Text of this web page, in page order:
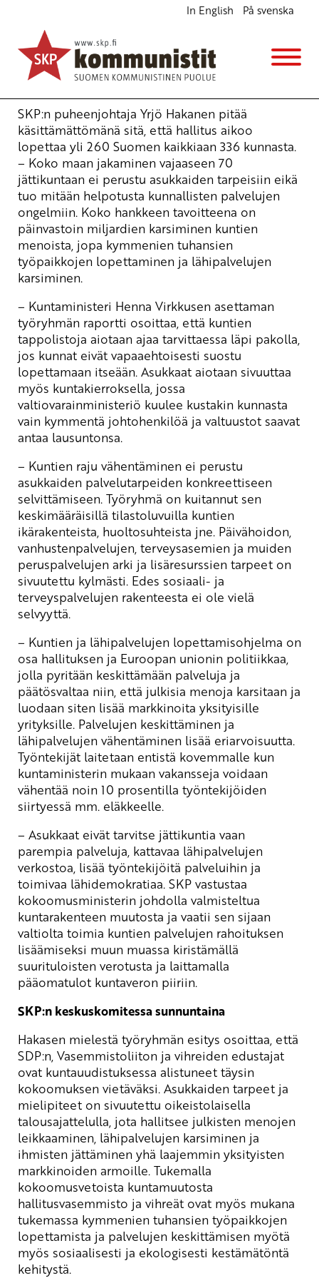
In English På svenska
Kuntien ja lähipalvelujen lopettamisohjelma
hylättävä
Ajankohtaista
8.2.2012 - 12:52
Yrjö Hakanen
SKP:n puheenjohtaja Yrjö Hakanen pitää
käsittämättömänä sitä, että hallitus aikoo
lopettaa yli 260 Suomen kaikkiaan 336 kunnasta.
– Koko maan jakaminen vajaaseen 70
jättikuntaan ei perustu asukkaiden tarpeisiin eikä
tuo mitään helpotusta kunnallisten palvelujen
ongelmiin. Koko hankkeen tavoitteena on
päinvastoin miljardien karsiminen kuntien
menoista, jopa kymmenien tuhansien
työpaikkojen lopettaminen ja lähipalvelujen
karsiminen.
– Kuntaministeri Henna Virkkusen asettaman
työryhmän raportti osoittaa, että kuntien
tappolistoja aiotaan ajaa tarvittaessa läpi pakolla,
jos kunnat eivät vapaaehtoisesti suostu
lopettamaan itseään. Asukkaat aiotaan sivuuttaa
myös kuntakierroksella, jossa
valtiovarainministeriö kuulee kustakin kunnasta
vain kymmentä johtohenkilöä ja valtuustot saavat
antaa lausuntonsa.
– Kuntien raju vähentäminen ei perustu
asukkaiden palvelutarpeiden konkreettiseen
selvittämiseen. Työryhmä on kuitannut sen
keskimääräisillä tilastoluvuilla kuntien
ikärakenteista, huoltosuhteista jne. Päivähoidon,
vanhustenpalvelujen, terveysasemien ja muiden
peruspalvelujen arki ja lisäresurssien tarpeet on
sivuutettu kylmästi. Edes sosiaali- ja
terveyspalvelujen rakenteesta ei ole vielä
selvyyttä.
– Kuntien ja lähipalvelujen lopettamisohjelma on
osa hallituksen ja Euroopan unionin politiikkaa,
jolla pyritään keskittämään palveluja ja
päätösvaltaa niin, että julkisia menoja karsitaan ja
luodaan siten lisää markkinoita yksityisille
yrityksille. Palvelujen keskittäminen ja
lähipalvelujen vähentäminen lisää eriarvoisuutta.
Työntekijät laitetaan entistä kovemmalle kun
kuntaministerin mukaan vakansseja voidaan
vähentää noin 10 prosentilla työntekijöiden
siirtyessä mm. eläkkeelle.
– Asukkaat eivät tarvitse jättikuntia vaan
parempia palveluja, kattavaa lähipalvelujen
verkostoa, lisää työntekijöitä palveluihin ja
toimivaa lähidemokratiaa. SKP vastustaa
kokoomusministerin johdolla valmisteltua
kuntarakenteen muutosta ja vaatii sen sijaan
valtiolta toimia kuntien palvelujen rahoituksen
lisäämiseksi muun muassa kiristämällä
suurituloisten verotusta ja laittamalla
pääomatulot kuntaveron piiriin.
SKP:n keskuskomitessa sunnuntaina
Hakasen mielestä työryhmän esitys osoittaa, että
SDP:n, Vasemmistoliiton ja vihreiden edustajat
ovat kuntauudistuksessa alistuneet täysin
kokoomuksen vietäväksi. Asukkaiden tarpeet ja
mielipiteet on sivuutettu oikeistolaisella
talousajattelulla, jota hallitsee julkisten menojen
leikkaaminen, lähipalvelujen karsiminen ja
ihmisten jättäminen yhä laajemmin yksityisten
markkinoiden armoille. Tukemalla
kokoomusvetoista kuntamuutosta
hallitusvasemmisto ja vihreät ovat myös mukana
tukemassa kymmenien tuhansien työpaikkojen
lopettamista ja palvelujen keskittämisen myötä
myös sosiaalisesti ja ekologisesti kestämätöntä
kehitystä.